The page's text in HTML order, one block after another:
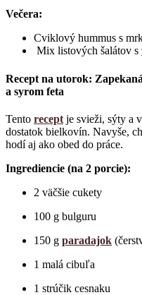
Večera:
Cviklový hummus s
Mix listových šalátov s
Recept na utorok:
a syrom feta
Tento recept je svieži, sýty a
dostatok bielkovín. Navyše,
hodí aj ako obed do práce.
Ingrediencie (na 2 porcie):
2 väčšie cukety
100 g bulguru
150 g paradajok
1 malá cibuľa
1 strúčik cesnaku